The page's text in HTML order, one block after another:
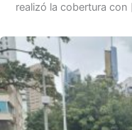
realizó la cobertura